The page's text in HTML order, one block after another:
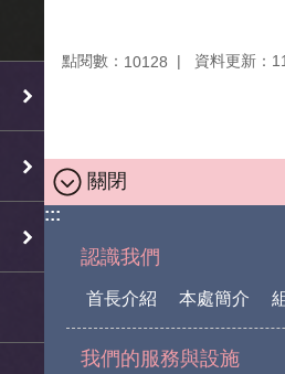
點閱數： 10128 資料更新：
關閉
:::
認識我們
首長介紹 本處簡介
我們的服務與設施